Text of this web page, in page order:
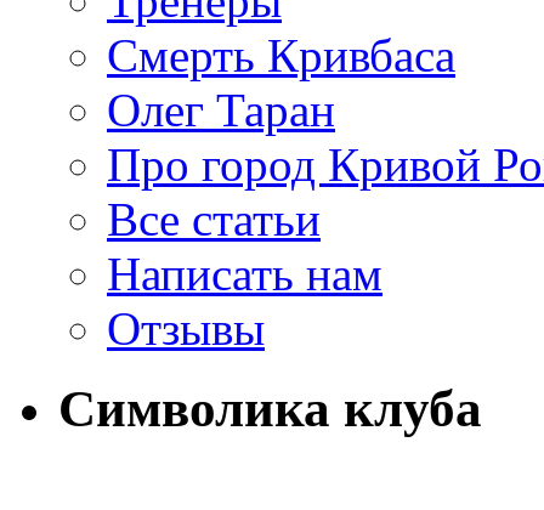
Смерть Кривбаса
Олег Таран
Про город Кривой
Все статьи
Написать нам
Отзывы
Символика клуба